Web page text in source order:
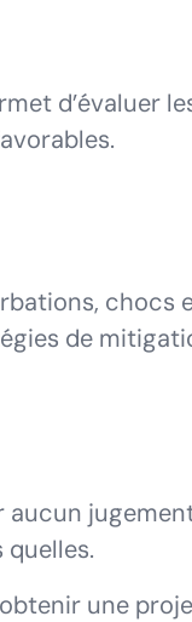
d’évaluer
chocs
de
une